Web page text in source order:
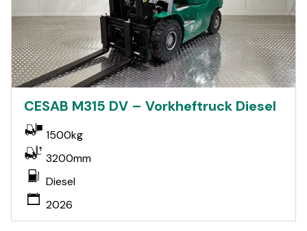
CESAB M315 DV – Vorkheftruck Diesel
1500kg
3200mm
Diesel
2026